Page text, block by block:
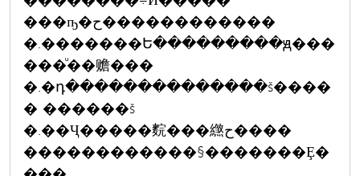
���ҧ�ح������������
�.�������Ե���������ԭ���
���ͧ��赡���
�.�դ��������������š����
� ������š
�.��Ҷ�����䴷���繺ح����
������������§�������Ȩ�